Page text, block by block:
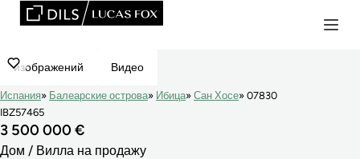
изображений Видео
Испания Балеарские острова Ибица Сан Хосе
07830
IBZ57465
3 500 000 €
Дом / Вилла на продажу